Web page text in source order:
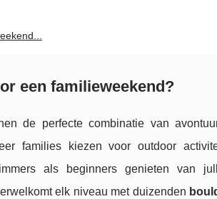
een familieweekend?
de perfecte combinatie van
families kiezen voor outdoor
als beginners genieten van
elk niveau met duizenden